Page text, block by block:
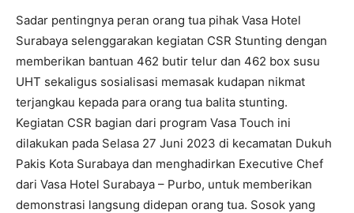
Sadar pentingnya peran orang tua pihak Vasa Hotel
Surabaya selenggarakan kegiatan CSR Stunting dengan
memberikan bantuan 462 butir telur dan 462 box susu
UHT sekaligus sosialisasi memasak kudapan nikmat
terjangkau kepada para orang tua balita stunting.
Kegiatan CSR bagian dari program Vasa Touch ini
dilakukan pada Selasa 27 Juni 2023 di kecamatan Dukuh
Pakis Kota Surabaya dan menghadirkan Executive Chef
dari Vasa Hotel Surabaya – Purbo, untuk memberikan
demonstrasi langsung didepan orang tua. Sosok yang